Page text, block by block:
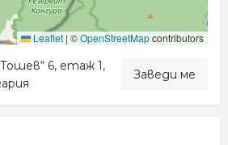
Leaflet | ©OpenStreetMapcontributors
6, етаж 1,
Заведи ме